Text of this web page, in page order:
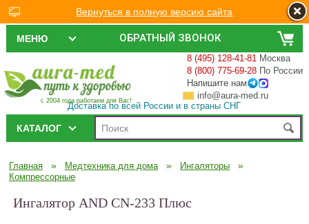
ОБРАТНЫЙ ЗВОНОК
МЕНЮ
с 2004 года работаем для Вас!
8 (495) 128-41-81 Москва
8 (800) 775-69-28 По России
Напишите нам
info@aura-med.ru
Доставка по всей России и в страны СНГ
КАТАЛОГ
Главная » Медтехника для дома » Ингаляторы »
Компрессорные
Ингалятор AND CN-233 Плюс
Вернуться в полную версию сайта